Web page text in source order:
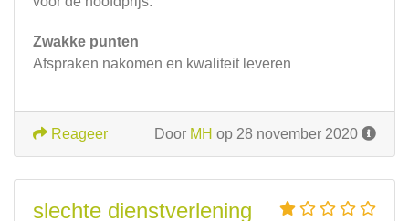
Zwakke punten
Afspraken nakomen en kwaliteit leveren
Door MH op 28 november 2020
Reageer
slechte dienstverlening